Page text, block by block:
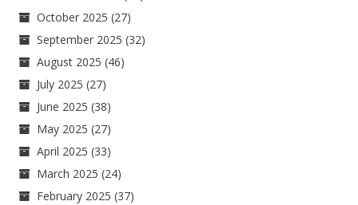
October 2025 (27)
September 2025 (32)
August 2025 (46)
July 2025 (27)
June 2025 (38)
May 2025 (27)
April 2025 (33)
March 2025 (24)
February 2025 (37)